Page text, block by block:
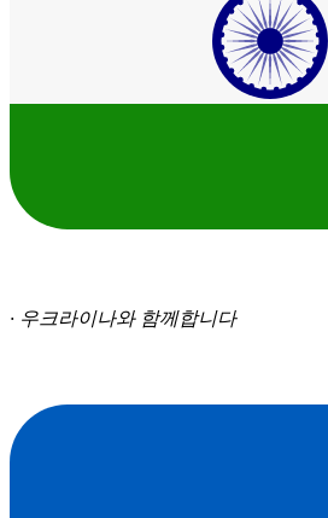
· 우크라이나와 함께합니다